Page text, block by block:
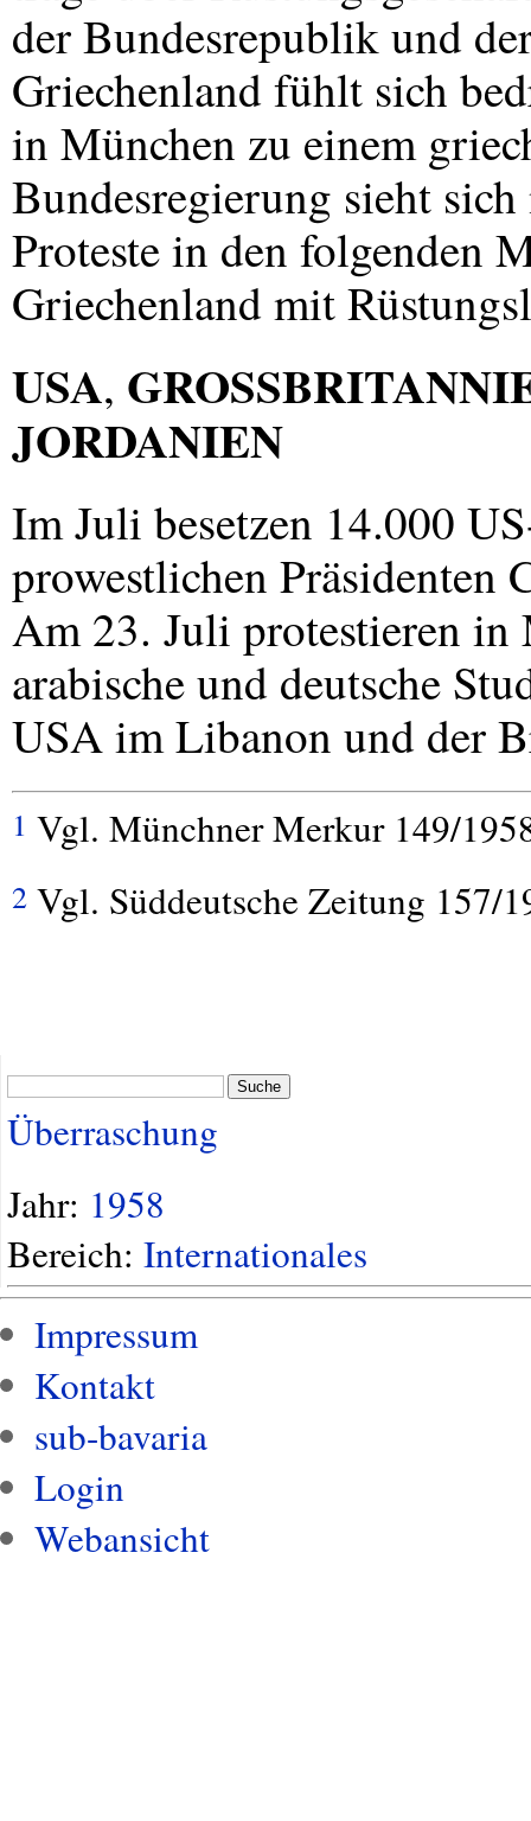
der Bundesrepublik und
Griechenland fühlt sich
in München zu einem
Bundesregierung sieht
Proteste in den folgenden
Griechenland mit
USA,
JORDANIEN
Im Juli besetzen 14.000
prowestlichen Präsidenten
Am 23. Juli protestieren in
arabische und deutsche
USAim Libanon und der
1 Vgl. Münchner Merkur 149/
2 Vgl. Süddeutsche Zeitung 157/
Suche
Überraschung
Jahr: 1958
Bereich: Internationales
Impressum
Kontakt
sub-bavaria
Login
Webansicht